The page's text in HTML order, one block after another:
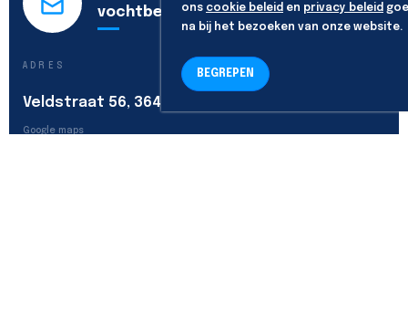
vochtbestrijding@vochtex.be
ADRES
Veldstraat 56, 3640 Kinrooi
Google maps
ons cookie beleid en privacy beleid
na bij het bezoeken van onze website.
BEGREPEN